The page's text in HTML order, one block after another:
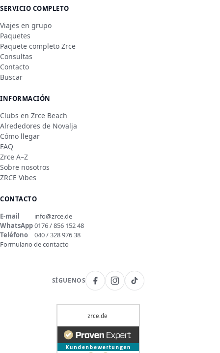
SERVICIO COMPLETO
Viajes en grupo
Paquetes
Paquete completo Zrce
Consultas
Contacto
Buscar
INFORMACIÓN
Clubs en Zrce Beach
Alrededores de Novalja
Cómo llegar
FAQ
Zrce A–Z
Sobre nosotros
ZRCE Vibes
CONTACTO
E-mail
info@zrce.de
WhatsApp0176 / 856 152 48
Teléfono
040 / 328 976 38
Formulario de contacto
SÍGUENOS